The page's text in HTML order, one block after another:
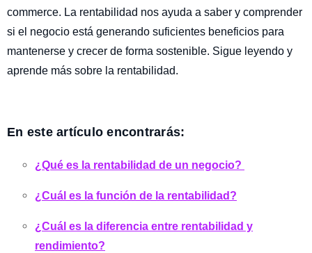
commerce. La rentabilidad nos ayuda a saber y comprender
si el negocio está generando suficientes beneficios para
mantenerse y crecer de forma sostenible. Sigue leyendo y
aprende más sobre la rentabilidad.
En este artículo encontrarás:
¿Qué es la rentabilidad de un negocio?
¿Cuál es la función de la rentabilidad?
¿Cuál es la diferencia entre rentabilidad y
rendimiento?